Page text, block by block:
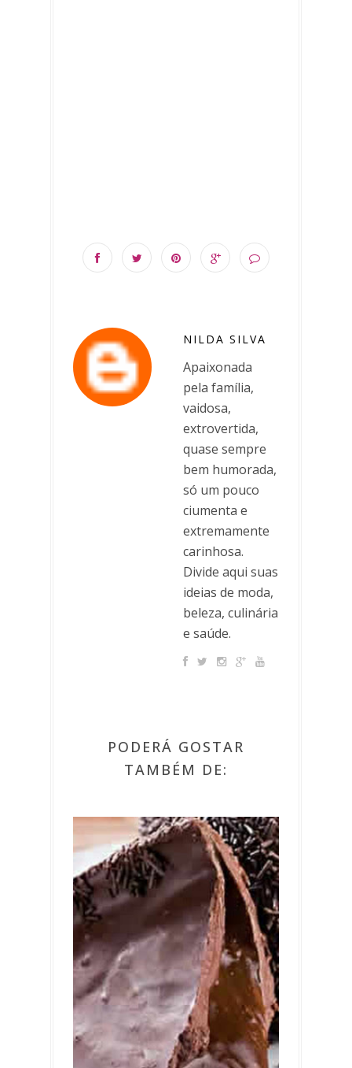
NILDA SILVA
Apaixonada
pela família,
vaidosa,
extrovertida,
quase sempre
bem humorada,
só um pouco
ciumenta e
extremamente
carinhosa.
Divide aqui suas
ideias de moda,
beleza, culinária
e saúde.
PODERÁ GOSTAR
TAMBÉM DE: